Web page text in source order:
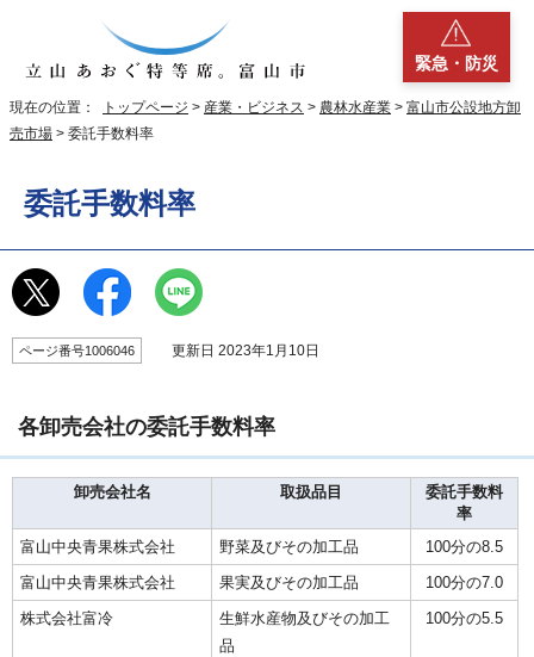
緊急・防災
現在の位置： トップページ > 産業・ビジネス > 農林水産業 > 富山市公設地方卸
売市場 > 委託手数料率
委託手数料率
ページ番号1006046 更新日 2023年1月10日
各卸売会社の委託手数料率
卸売会社名 取扱品目
委託手数料
率
富山中央青果株式会社
野菜及びその加工品
100分の8.5
富山中央青果株式会社
果実及びその加工品
100分の7.0
株式会社富冷
生鮮水産物及びその加工
品
100分の5.5